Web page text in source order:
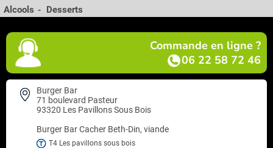
Alcools - Desserts
Commande en ligne ?
06 22 58 72 46
Burger Bar
71 boulevard Pasteur
93320 Les Pavillons Sous Bois
Burger BarCacher Beth-Din, viande
T4 Les pavillons sous bois